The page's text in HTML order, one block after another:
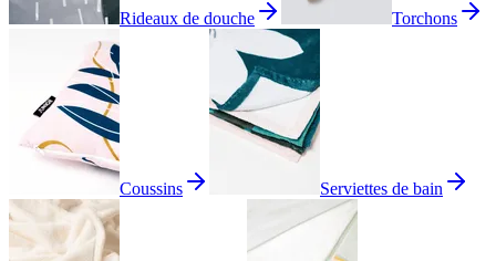
Rideaux de douche Torchons
Coussins Serviettes de bain